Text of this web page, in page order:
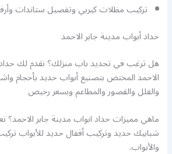
تركيب مظلات كيربي وتفصيل ستاندات
حداد أبواب مدينة جابر الاحمد
هل ترغب في تجديد باب منزلك؟ نقدم لك حداد
الاحمد المختص بتصنيع أبواب حديد بأحجام
والفلل والقصور والمطاعم وبسعر رخيص
ماهي مميزات حداد ابواب مدينة جابر
شبابيك حديد وتركيب أقفال حديد للأبواب
والأبواب.